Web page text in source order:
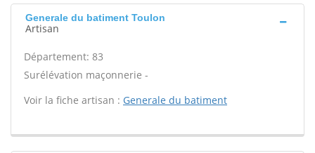
Generale du batiment Toulon
Artisan
Département: 83
Surélévation maçonnerie -
Voir la fiche artisan : Generale du batiment